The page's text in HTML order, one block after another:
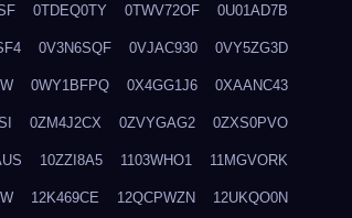
0TDEQ0TY 0TWV72OF 0U01AD7B
0V3N6SQF 0VJAC930 0VY5ZG3D
0WY1BFPQ 0X4GG1J6 0XAANC43
0ZM4J2CX 0ZVYGAG2 0ZXS0PVO
10ZZI8A5 1103WHO1 11MGVORK
12K469CE 12QCPWZN 12UKQO0N